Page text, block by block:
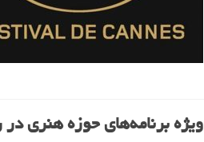
ویژه برنامه‌های حوزه هنری